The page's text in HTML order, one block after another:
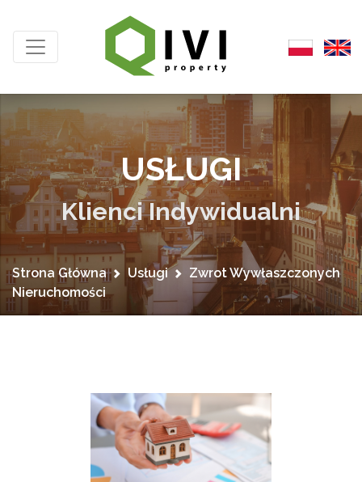
USŁUGI
Klienci Indywidualni
Strona Główna Usługi
Zwrot Wywłaszczonych
Nieruchomości